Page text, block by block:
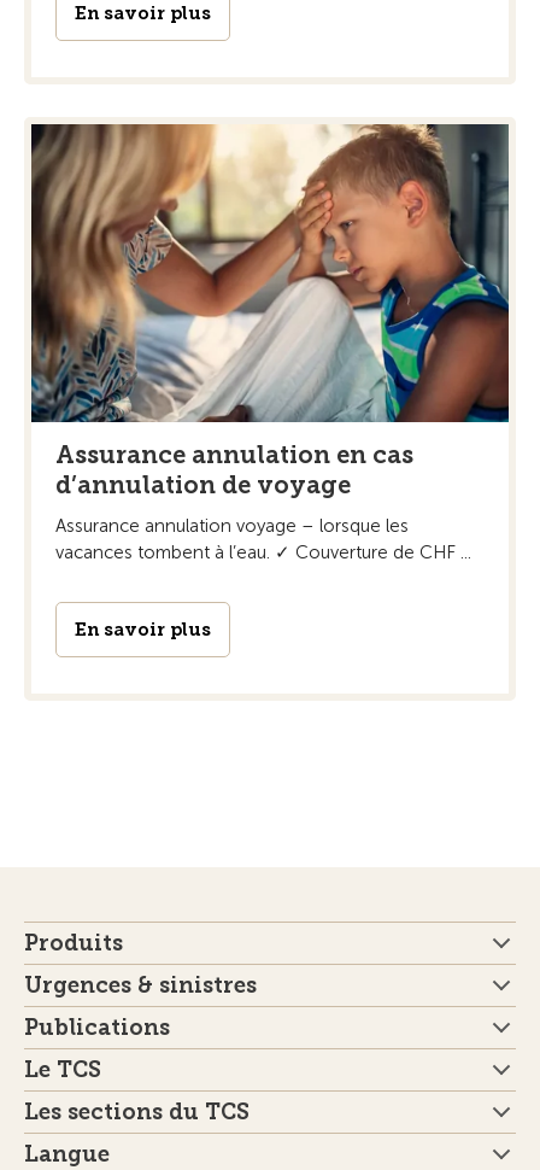
En savoir plus
Assurance annulation en cas
d’annulation de voyage
Assurance annulation voyage – lorsque les
vacances tombent à l’eau. ✓ Couverture de CHF ...
En savoir plus
Produits
Urgences & sinistres
Publications
Le TCS
Les sections du TCS
Langue